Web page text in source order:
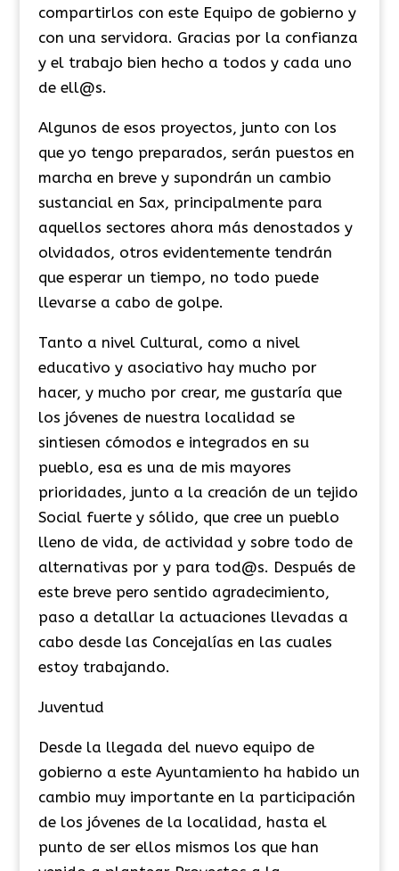
compartirlos con este Equipo de gobierno y
con una servidora. Gracias por la confianza
y el trabajo bien hecho a todos y cada uno
de ell@s.
Algunos de esos proyectos, junto con los
que yo tengo preparados, serán puestos en
marcha en breve y supondrán un cambio
sustancial en Sax, principalmente para
aquellos sectores ahora más denostados y
olvidados, otros evidentemente tendrán
que esperar un tiempo, no todo puede
llevarse a cabo de golpe.
Tanto a nivel Cultural, como a nivel
educativo y asociativo hay mucho por
hacer, y mucho por crear, me gustaría que
los jóvenes de nuestra localidad se
sintiesen cómodos e integrados en su
pueblo, esa es una de mis mayores
prioridades, junto a la creación de un tejido
Social fuerte y sólido, que cree un pueblo
lleno de vida, de actividad y sobre todo de
alternativas por y para tod@s. Después de
este breve pero sentido agradecimiento,
paso a detallar la actuaciones llevadas a
cabo desde las Concejalías en las cuales
estoy trabajando.
Juventud
Desde la llegada del nuevo equipo de
gobierno a este Ayuntamiento ha habido un
cambio muy importante en la participación
de los jóvenes de la localidad, hasta el
punto de ser ellos mismos los que han